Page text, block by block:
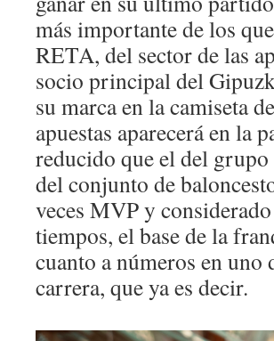
más importante de los
RETA, del sector de las
socio principal del
su marca en la camiseta
apuestas aparecerá en la
reducido que el del
del conjunto de
veces MVP y
tiempos, el base de la
cuanto a números en uno
carrera, que ya es decir.